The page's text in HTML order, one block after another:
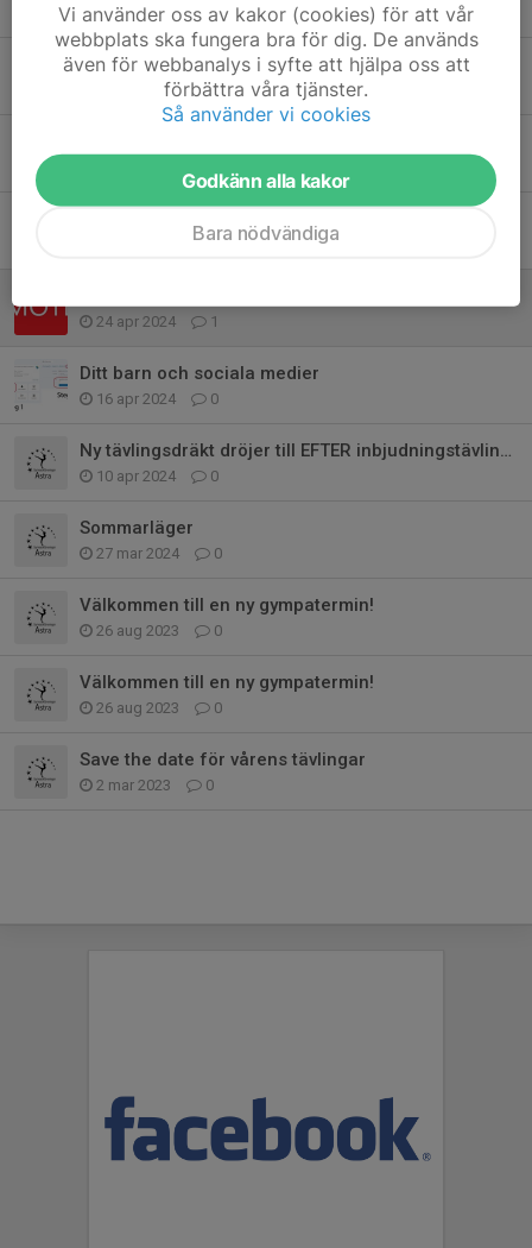
30 maj 2025 0
Utvärdering av terminen - sista svarsdag 5 jan
19 dec 2024 0
0
24 apr 2024 1
Ditt barn och sociala medier
16 apr 2024 0
Ny tävlingsdräkt dröjer till EFTER inbjudningstävlingen i maj
10 apr 2024 0
Sommarläger
27 mar 2024 0
Välkommen till en ny gympatermin!
26 aug 2023 0
Välkommen till en ny gympatermin!
26 aug 2023 0
Save the date för vårens tävlingar
2 mar 2023 0
Vi använder oss av kakor (cookies) för att vår
webbplats ska fungera bra för dig. De används
även för webbanalys i syfte att hjälpa oss att
förbättra våra tjänster.
Så använder vi cookies
Godkänn alla kakor
Bara nödvändiga